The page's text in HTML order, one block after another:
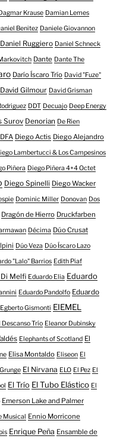
Krause Damian Lemes
Benitez Daniele Giovannon
Daniel Ruggiero Daniel Schneck
Dante Dante The
Darío Íscaro Trío David "Fuze"
David Gilmour David Grisman
DDT Decuajo Deep Energy
Surov Denorian De Rien
DFA Diego Actis Diego Alejandro
Lambertucci & Los Campesinos
Piñera Diego Piñera 4+4 Octet
Diego Spinelli Diego Wacker
Dominic Miller Donovan Dos
Dragón de Hierro Druckfarben
Décima Dúo Crusat
Dúo Veza Dúo Íscaro Lazo
"Lalo" Barrios Edith Piaf
Di Melfi Eduardo Elia Eduardo
Eduardo Pandolfo Eduardo
Egberto Gismonti EIEMEL
Descanso Trío Eleanor Dubinsky
Elephants of Scotland El
Elisa Montaldo Eliseon El
El Nirvana ELO El Pez El
El Trío El Tubo Elástico El
Emerson Lake and Palmer
Musical Ennio Morricone
Enrique Peña Ensamble de